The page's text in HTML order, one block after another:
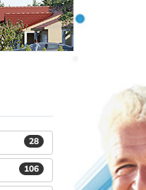
28
106